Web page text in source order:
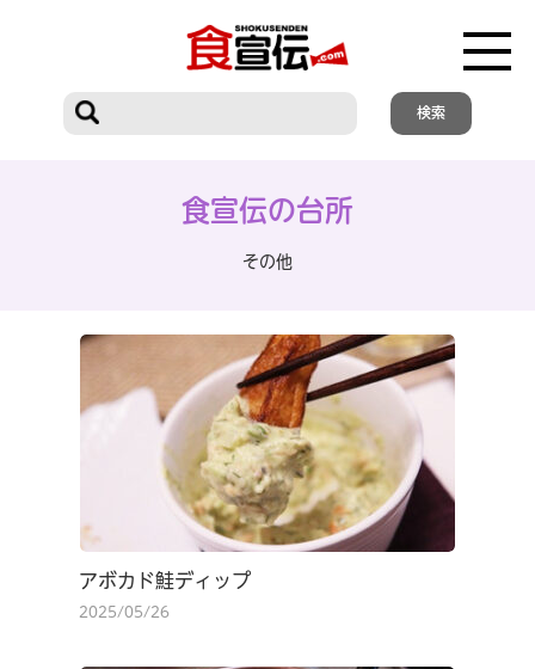
食宣伝の台所
その他
アボカド鮭ディップ
2025/05/26